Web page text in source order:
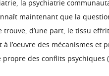
la psychiatrie
maintenant que la
d’une part, le tissu
l’oeuvre des mécanismes et
des conflits psychiques